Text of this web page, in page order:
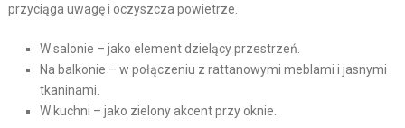
przyciąga uwagę i oczyszcza powietrze.
W salonie – jako element dzielący przestrzeń.
Na balkonie – w połączeniu z rattanowymi meblami i jasnymi
tkaninami.
W kuchni – jako zielony akcent przy oknie.